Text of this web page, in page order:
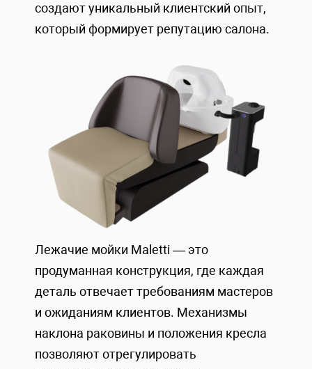
создают уникальный клиентский опыт,
который формирует репутацию салона.
Лежачие мойки Maletti — это
продуманная конструкция, где каждая
деталь отвечает требованиям мастеров
и ожиданиям клиентов. Механизмы
наклона раковины и положения кресла
позволяют отрегулировать